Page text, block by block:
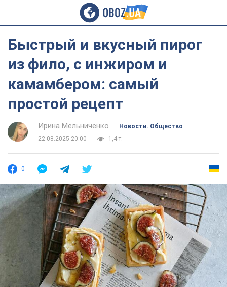
Быстрый и вкусный пирог
из фило, с инжиром и
камамбером: самый
простой рецепт
Ирина Мельниченко
Новости. Общество
22.08.2025 20:00
1,4 т.
0